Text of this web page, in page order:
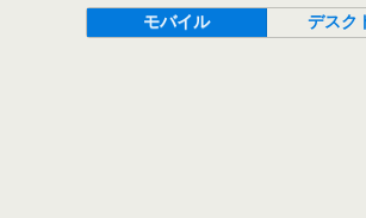
モバイル デスク